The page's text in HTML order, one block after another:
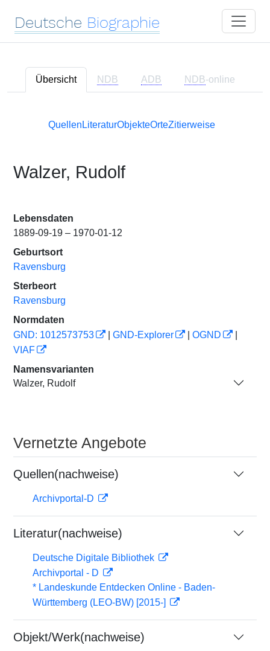
Deutsche Biographie
Übersicht NDB ADB NDB-online
Quellen LiteraturObjekteOrteZitierweise
Walzer, Rudolf
Lebensdaten
1889-09-19 – 1970-01-12
Geburtsort
Ravensburg
Sterbeort
Ravensburg
Normdaten
GND: 1012573753
GND-Explorer OGND
VIAF
Namensvarianten
Walzer, Rudolf
Vernetzte Angebote
Quellen(nachweise)
Archivportal-D
Literatur(nachweise)
Deutsche Digitale Bibliothek
Archivportal - D
* Landeskunde Entdecken Online - Baden-
Württemberg (LEO-BW) [2015-]
Objekt/Werk(nachweise)